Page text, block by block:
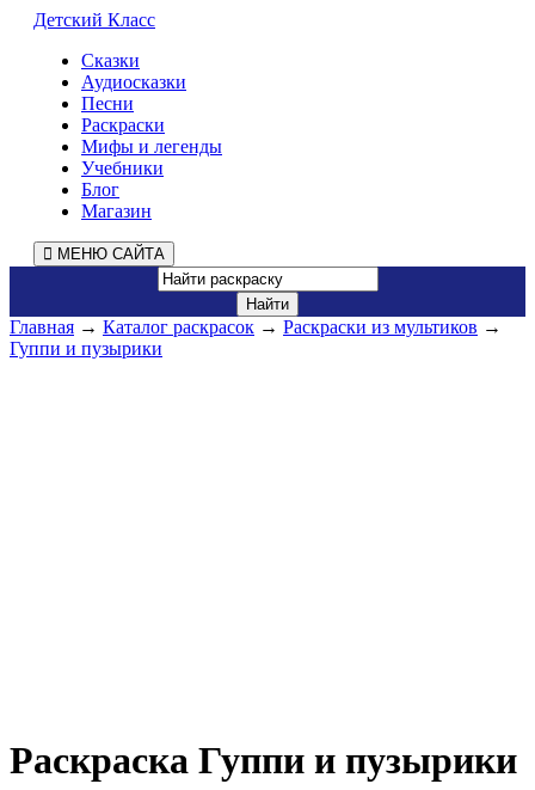
Детский Класс
Сказки
Аудиосказки
Песни
Раскраски
Мифы и легенды
Учебники
Блог
Магазин
МЕНЮ САЙТА
Главная → Каталог раскрасок → Раскраски из мультиков →
Гуппи и пузырики
Раскраска Гуппи и пузырики